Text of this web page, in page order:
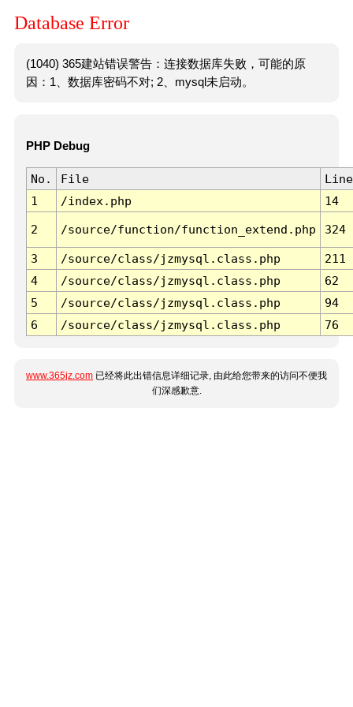
Database Error
(1040) 365建站错误警告：连接数据库失败，可能的原
因：1、数据库密码不对; 2、mysql未启动。
PHP Debug
No. File
Line
1
/index.php 14
2 /source/function/function_extend.php 324
3 /source/class/jzmysql.class.php
211
4
/source/class/jzmysql.class.php
62
5
/source/class/jzmysql.class.php
94
6
/source/class/jzmysql.class.php 76
www.365jz.com 已经将此出错信息详细记录, 由此给您带来的访问不便我
们深感歉意.